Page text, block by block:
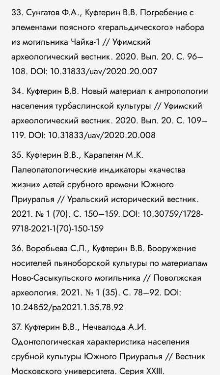
33. Сунгатов Ф.А., Куфтерин В.В. Погребение с
элементами поясного «геральдического» набора
из могильника Чайка-1 // Уфимский
археологический вестник. 2020. Вып. 20. С. 96–
108. DOI: 10.31833/uav/2020.20.007
34. Куфтерин В.В. Новый материал к антропологии
населения турбаслинской культуры // Уфимский
археологический вестник. 2020. Вып. 20. С. 109–
119. DOI: 10.31833/uav/2020.20.008
35. Куфтерин В.В., Карапетян М.К.
Палеопатологические индикаторы «качества
жизни» детей срубного времени Южного
Приуралья // Уральский исторический вестник.
2021. № 1 (70). С. 150–159. DOI: 10.30759/1728-
9718-2021-1(70)-150-159
36. Воробьева С.Л., Куфтерин В.В. Вооружение
носителей пьяноборской культуры по материалам
Ново-Сасыкульского могильника // Поволжская
археология. 2021. № 1 (35). С. 78–92. DOI:
10.24852/pa2021.1.35.78.92
37. Куфтерин В.В., Нечвалода А.И.
Одонтологическая характеристика населения
срубной культуры Южного Приуралья // Вестник
Московского университета. Серия XXIII.